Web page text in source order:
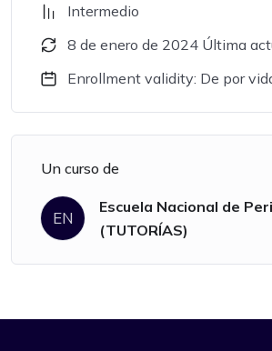
Intermedio
8 de enero de 2024 Última
Enrollment validity: De por
Un curso de
EN
Escuela Nacional de
(TUTORÍAS)